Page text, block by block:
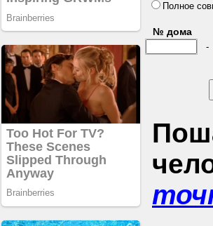
Полное
№ дома
-